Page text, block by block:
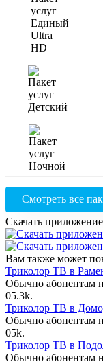
Смотреть все
Скачать
Вам также может
Триколор ТВ в
Обычно абонентам
05.3k.
Триколор ТВ в
Обычно абонентам
05k.
Триколор ТВ в
Обычно абонентам